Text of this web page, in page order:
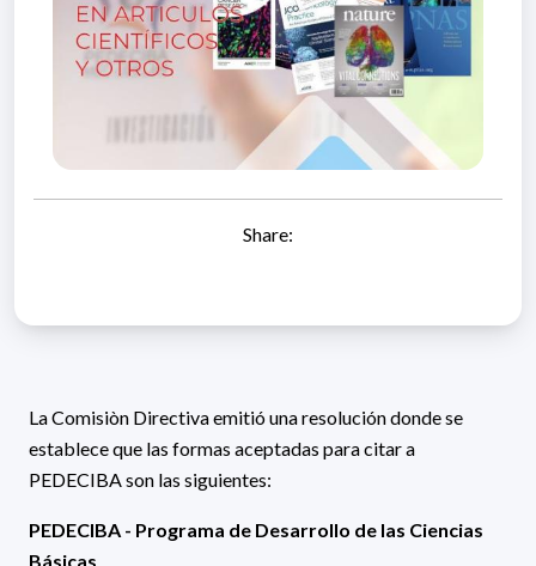
Share:
La Comisiòn Directiva emitió una resolución donde se
establece que las formas aceptadas para citar a
PEDECIBA son las siguientes:
PEDECIBA - Programa de Desarrollo de las Ciencias
Básicas